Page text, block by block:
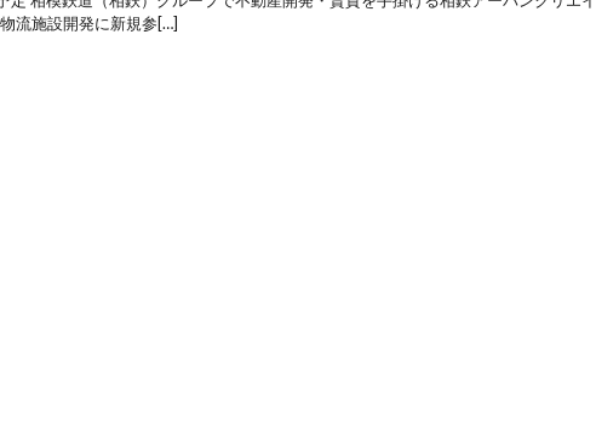
流施設開発に新規参[…]